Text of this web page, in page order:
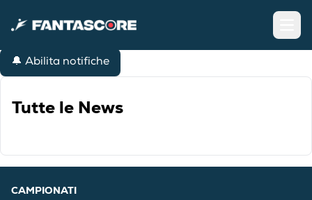
🔔 Abilita notifiche
Tutte le News
CAMPIONATI